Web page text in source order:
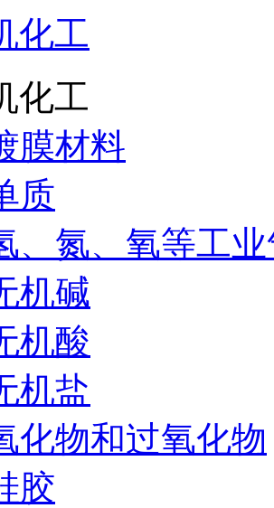
化工
化工
膜材料
质
、氮、氧等工
机碱
机酸
机盐
化物和过氧化物
胶